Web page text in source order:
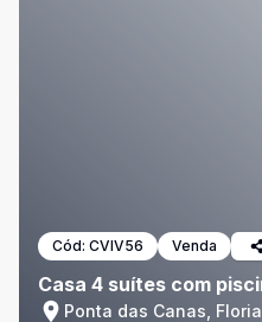
Cód: CVIV56 Venda
Casa 4 suítes com
Ponta das Canas,